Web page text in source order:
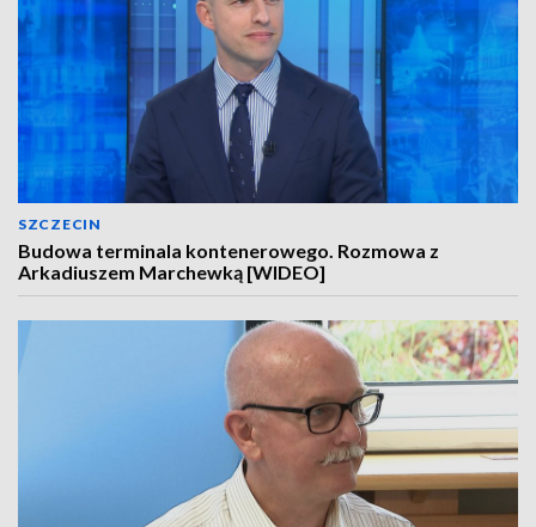
SZCZECIN
Budowa terminala kontenerowego. Rozmowa z
Arkadiuszem Marchewką [WIDEO]